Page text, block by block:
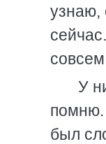
узнаю,
У
помню.
был